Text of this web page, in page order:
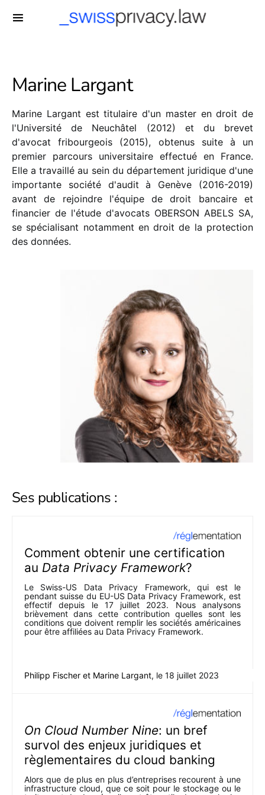
Marine Largant
Marine Largant est titulaire d'un master en droit de
l'Université de Neuchâtel (2012) et du brevet
d'avocat fribourgeois (2015), obtenus suite à un
premier parcours universitaire effectué en France.
Elle a travaillé au sein du département juridique d'une
importante société d'audit à Genève (2016-2019)
avant de rejoindre l'équipe de droit bancaire et
financier de l'étude d'avocats OBERSON ABELS SA,
se spécialisant notamment en droit de la protection
des données.
Ses publications :
Comment obtenir une certification
au Data Privacy Framework?
Le Swiss-US Data Privacy Framework, qui est le
pendant suisse du EU-US Data Privacy Framework, est
effectif depuis le 17 juillet 2023. Nous analysons
brièvement dans cette contribution quelles sont les
conditions que doivent remplir les sociétés américaines
pour être affiliées au Data Privacy Framework.
Philipp Fischer et Marine Largant, le 18 juillet 2023
On Cloud Number Nine: un bref
survol des enjeux juridiques et
règlementaires du cloud banking
Alors que de plus en plus d’entreprises recourent à une
infrastructure cloud, que ce soit pour le stockage ou le